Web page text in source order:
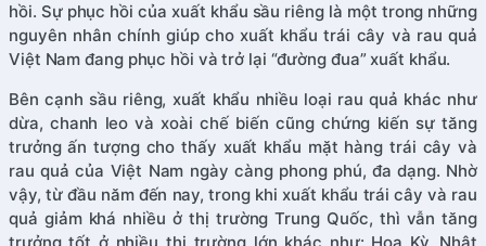
hồi. Sự phục hồi của xuất khẩu sầu riêng là một trong những
nguyên nhân chính giúp cho xuất khẩu trái cây và rau quả
Việt Nam đang phục hồi và trở lại “đường đua” xuất khẩu.
Bên cạnh sầu riêng, xuất khẩu nhiều loại rau quả khác như
dừa, chanh leo và xoài chế biến cũng chứng kiến sự tăng
trưởng ấn tượng cho thấy xuất khẩu mặt hàng trái cây và
rau quả của Việt Nam ngày càng phong phú, đa dạng. Nhờ
vậy, từ đầu năm đến nay, trong khi xuất khẩu trái cây và rau
quả giảm khá nhiều ở thị trường Trung Quốc, thì vẫn tăng